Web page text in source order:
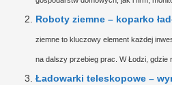
Roboty ziemne – koparko
ziemne to kluczowy element każdej
na dalszy przebieg prac. W Łodzi, gdzie
Ładowarki teleskopowe –